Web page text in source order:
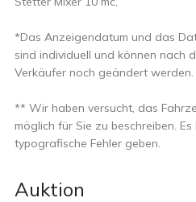
*Das Anzeigendatum und das
sind individuell und können nach
Verkäufer noch geändert werden.
** Wir haben versucht, das
möglich für Sie zu beschreiben.
typografische Fehler geben.
Auktion